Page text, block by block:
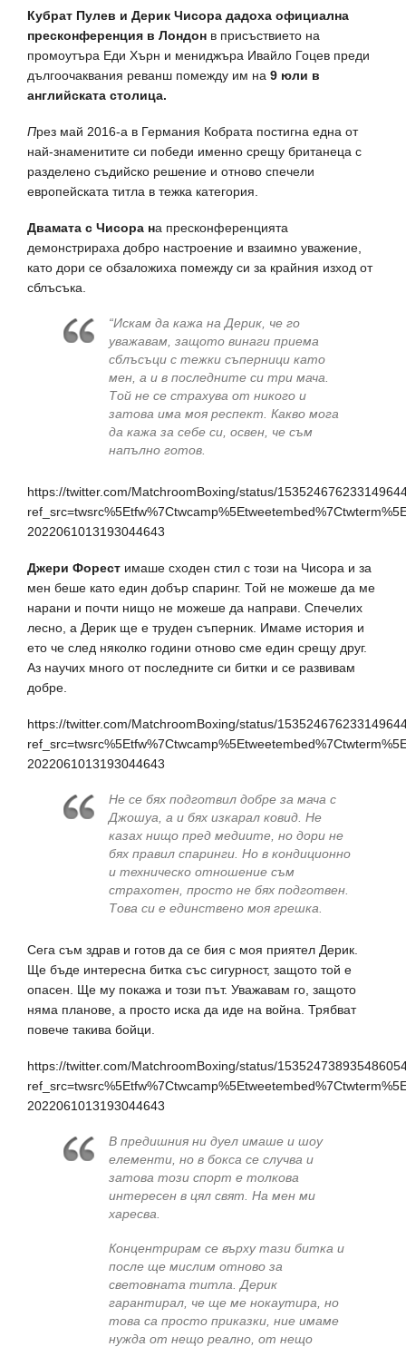
Кубрат Пулев и Дерик Чисора дадоха официална
пресконференция в Лондон в присъствието на
промоутъра Еди Хърн и мениджъра Ивайло Гоцев преди
дългоочаквания реванш помежду им на 9 юли в
английската столица.
През май 2016-а в Германия Кобрата постигна една от
най-знаменитите си победи именно срещу британеца с
разделено съдийско решение и отново спечели
европейската титла в тежка категория.
Двамата с Чисора на пресконференцията
демонстрираха добро настроение и взаимно уважение,
като дори се обзаложиха помежду си за крайния изход от
сблъсъка.
“Искам да кажа на Дерик, че го
уважавам, защото винаги приема
сблъсъци с тежки съперници като
мен, а и в последните си три мача.
Той не се страхува от никого и
затова има моя респект. Какво мога
да кажа за себе си, освен, че съм
напълно готов.
https://twitter.com/MatchroomBoxing/status/
2022061013193044643
Джери Форест имаше сходен стил с този на Чисора и за
мен беше като един добър спаринг. Той не можеше да ме
нарани и почти нищо не можеше да направи. Спечелих
лесно, а Дерик ще е труден съперник. Имаме история и
ето че след няколко години отново сме един срещу друг.
Аз научих много от последните си битки и се развивам
добре.
https://twitter.com/MatchroomBoxing/status/
2022061013193044643
Не се бях подготвил добре за мача с
Джошуа, а и бях изкарал ковид. Не
казах нищо пред медиите, но дори не
бях правил спаринги. Но в кондиционно
и техническо отношение съм
страхотен, просто не бях подготвен.
Това си е единствено моя грешка.
Сега съм здрав и готов да се бия с моя приятел Дерик.
Ще бъде интересна битка със сигурност, защото той е
опасен. Ще му покажа и този път. Уважавам го, защото
няма планове, а просто иска да иде на война. Трябват
повече такива бойци.
https://twitter.com/MatchroomBoxing/status/
2022061013193044643
В предишния ни дуел имаше и шоу
елементи, но в бокса се случва и
затова този спорт е толкова
интересен в цял свят. На мен ми
харесва.
Концентрирам се върху тази битка и
после ще мислим отново за
световната титла. Дерик
гарантирал, че ще ме нокаутира, но
това са просто приказки, ние имаме
нужда от нещо реално, от нещо